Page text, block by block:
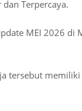
Terpercaya.
MEI 2026 di
tersebut